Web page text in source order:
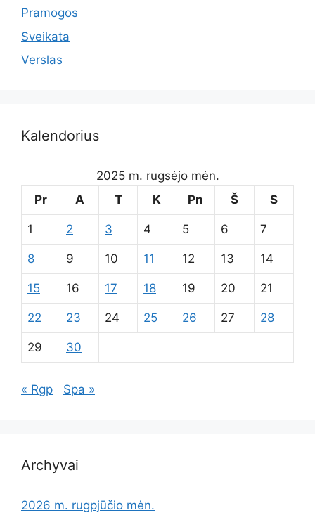
Pramogos
Sveikata
Verslas
Kalendorius
2025 m. rugsėjo mėn.
Pr
A T K Pn Š S
1 2 3 4 5 6 7
8 9 10 11 12 13 14
15 16 17 18 19 20 21
22 23 24 25 26 27 28
29 30
« Rgp Spa »
Archyvai
2026 m. rugpjūčio mėn.